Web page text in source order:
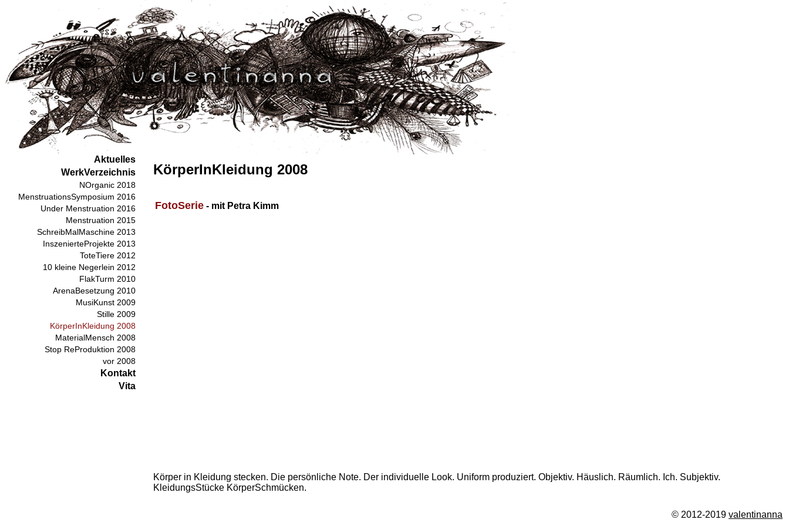
Aktuelles
WerkVerzeichnis
NOrganic 2018
MenstruationsSymposium 2016
Under Menstruation 2016
Menstruation 2015
SchreibMalMaschine 2013
InszenierteProjekte 2013
ToteTiere 2012
10 kleine Negerlein 2012
FlakTurm 2010
ArenaBesetzung 2010
MusiKunst 2009
Stille 2009
KörperInKleidung 2008
MaterialMensch 2008
Stop ReProduktion 2008
vor 2008
Kontakt
Vita
KörperInKleidung 2008
FotoSerie - mit Petra Kimm
Körper in Kleidung stecken. Die persönliche Note. Der individuelle Look. Uniform produziert. Objektiv. Häuslich. Räumlich. Ich. Subjektiv.
KleidungsStücke KörperSchmücken.
© 2012-2019 valentinanna